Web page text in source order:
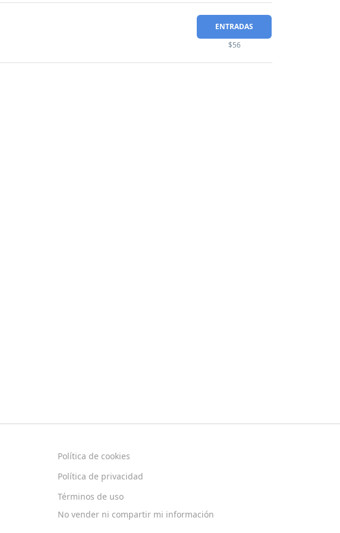
ENTRADAS
$56
Política de cookies
Política de privacidad
Términos de uso
No vender ni compartir mi información